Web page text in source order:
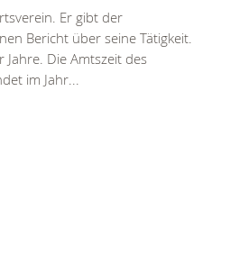
Er gibt der
Bericht über seine Tätigkeit.
Jahre. Die Amtszeit des
im Jahr...